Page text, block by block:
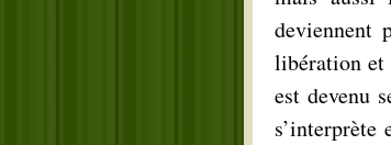
deviennent
libération et
est devenu
s’interprète